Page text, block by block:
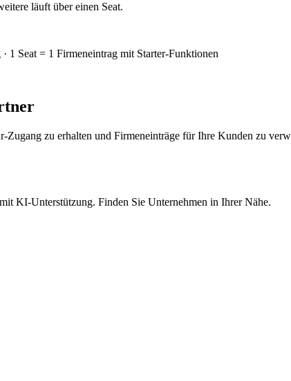
läuft über einen Seat.
1 Seat = 1 Firmeneintrag mit Starter-Funktionen
Zugang zu erhalten und Firmeneinträge für Ihre Kunden zu
KI-Unterstützung. Finden Sie Unternehmen in Ihrer Nähe.